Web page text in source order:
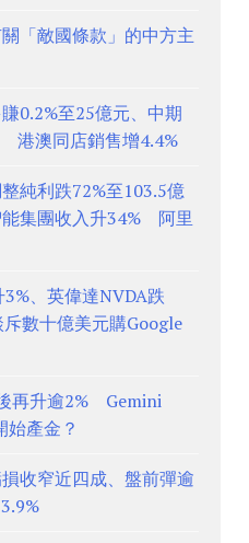
「敵國條款」的中方主
0.2%至25億元、中期
港澳同店銷售增4.4%
純利跌72%至103.5億
集團收入升34% 阿里
、英偉達NVDA跌
數十億美元購Google
再升逾2% Gemini
始產金？
收窄近四成、盤前彈逾